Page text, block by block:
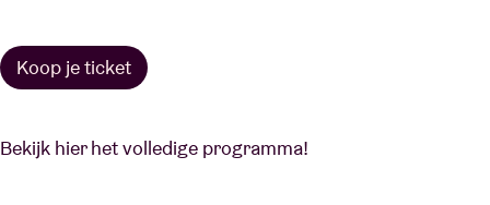
Koop je ticket
Bekijk hier het volledige programma!